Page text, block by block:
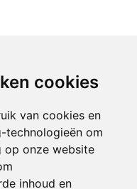
cookies
van cookies en
technologieën om
op onze website
inhoud en